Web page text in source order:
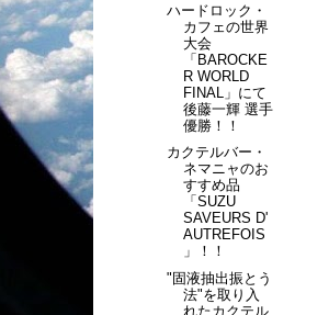
ハードロック・
カフェの世界
大会
「BAROCKE
R WORLD
FINAL」にて
後藤一輝 選手
優勝！！
カクテルバー・
ネマニャのお
すすめ品
「SUZU
SAVEURS D'
AUTREFOIS
」！！
"固液抽出振とう
法"を取り入
れたカクテル